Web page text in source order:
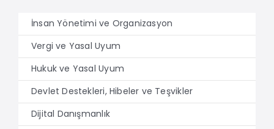
İnsan Yönetimi ve Organizasyon
Vergi ve Yasal Uyum
Hukuk ve Yasal Uyum
Devlet Destekleri, Hibeler ve Teşvikler
Dijital Danışmanlık